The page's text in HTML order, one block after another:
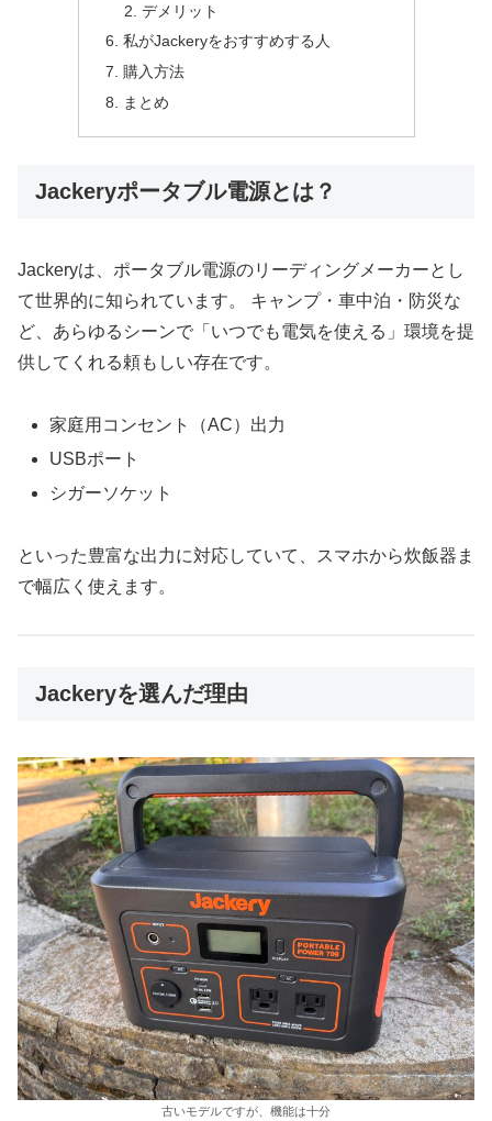
デメリット
私がJackeryをおすすめする人
購入方法
まとめ
Jackeryポータブル電源とは？
Jackeryは、ポータブル電源のリーディングメーカーとし
て世界的に知られています。 キャンプ・車中泊・防災な
ど、あらゆるシーンで「いつでも電気を使える」環境を提
供してくれる頼もしい存在です。
家庭用コンセント（AC）出力
USBポート
シガーソケット
といった豊富な出力に対応していて、スマホから炊飯器ま
で幅広く使えます。
Jackeryを選んだ理由
古いモデルですが、機能は十分